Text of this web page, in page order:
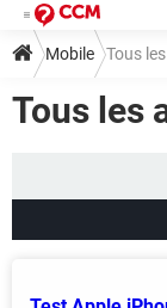
Mobile Tous
Tous les